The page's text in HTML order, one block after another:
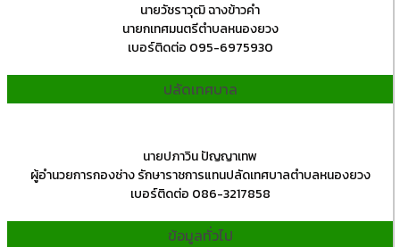
นายวัชราวุฒิ ฉางข้าวคำ
นายกเทศมนตรีตำบลหนองยวง
เบอร์ติดต่อ 095-6975930
ปลัดเทศบาล
นายปภาวิน ปัญญาเทพ
ผู้อำนวยการกองช่าง รักษาราชการแทนปลัดเทศบาลตำบลหนองยวง
เบอร์ติดต่อ 086-3217858
ข้อมูลทั่วไป